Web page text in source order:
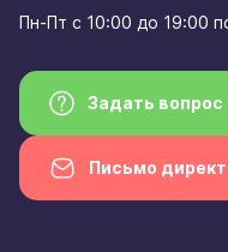
Пн-Пт с 10:00 до 19:00
Задать вопрос
Письмо